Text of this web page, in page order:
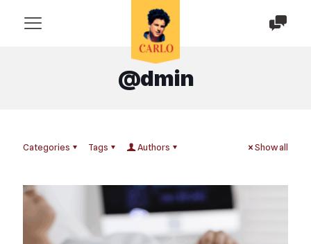
@dmin
Categories Tags Authors Show all